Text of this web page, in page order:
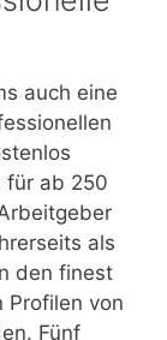
auch eine
für ab 250
als
den finest
Profilen von
Fünf